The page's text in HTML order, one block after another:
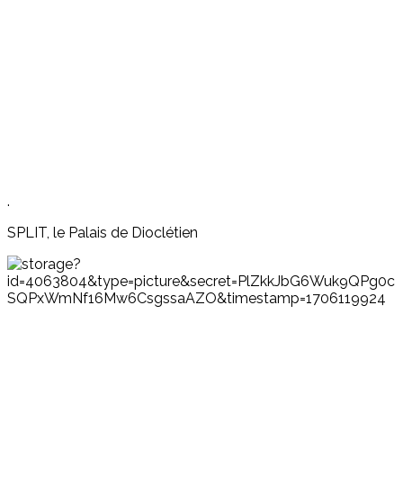
.
SPLIT, le Palais de Dioclétien